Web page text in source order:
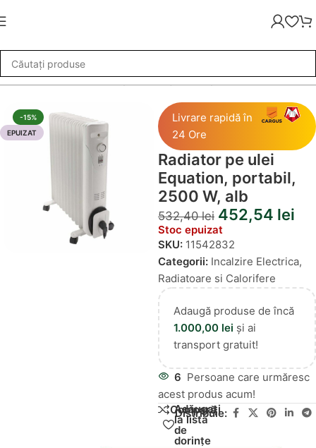
Electrica»Radiator pe ulei Equation, portabil, 2500 W, alb
-15%
EPUIZAT
Livrare rapidă în
24 Ore
Radiator pe ulei
Equation, portabil,
2500 W, alb
532,40lei 452,54 lei
Stoc epuizat
SKU: 11542832
Categorii: Incalzire Electrica,
Radiatoare si Calorifere
Adaugă produse de încă
1.000,00 lei și ai
transport gratuit!
6 Persoane care urmăresc
acest produs acum!
Compară
Adăugați
la lista
de
dorințe
Distribuie: